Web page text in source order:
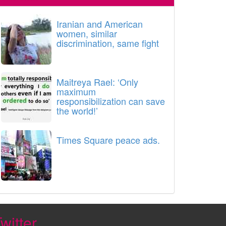
Iranian and American
women, similar
discrimination, same fight
Maitreya Rael: ‘Only
maximum
responsibilization can save
the world!’
Times Square peace ads.